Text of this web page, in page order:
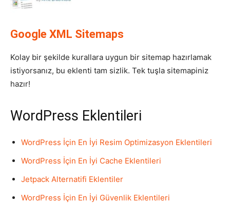
Google XML Sitemaps
Kolay bir şekilde kurallara uygun bir sitemap hazırlamak
istiyorsanız, bu eklenti tam sizlik. Tek tuşla sitemapiniz
hazır!
WordPress Eklentileri
WordPress İçin En İyi Resim Optimizasyon Eklentileri
WordPress İçin En İyi Cache Eklentileri
Jetpack Alternatifi Eklentiler
WordPress İçin En İyi Güvenlik Eklentileri